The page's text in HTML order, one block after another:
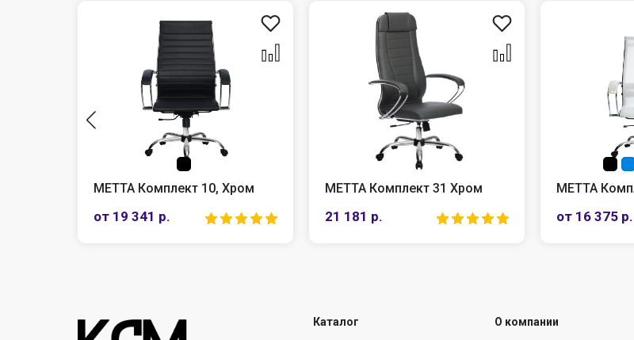
МЕТТА Комплект 10, Хром
от 19 341 р.
МЕТТА Комплект 31 Хром
21 181 р.
МЕТТА
от 16 375 р.
Каталог О компании